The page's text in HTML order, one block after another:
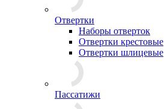
Отвертки
Наборы отверток
Отвертки крестовые
Отвертки шлицевые
Пассатижи